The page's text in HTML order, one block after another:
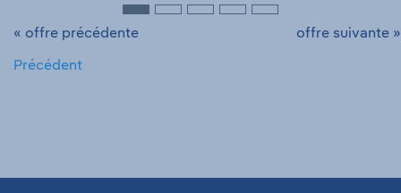
« offre précédente offre suivante »
Précédent
Pied